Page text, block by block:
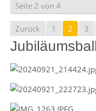
Seite 2 von 4
Zurück 1 2 3